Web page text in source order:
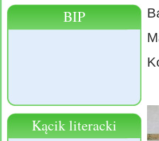
BIP
Kącik literacki